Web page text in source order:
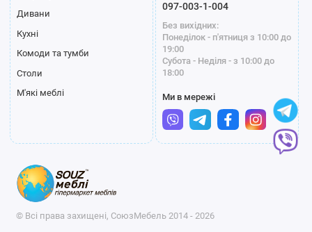
Дивани
Кухні
Комоди та тумби
Столи
М'які меблі
097-003-1-004
Без вихідних:
Понеділок - п'ятниця з 10:00 до
19:00
Субота - Неділя - з 10:00 до
18:00
Ми в мережі
© Всі права захищені, СоюзМебель 2014 - 2026